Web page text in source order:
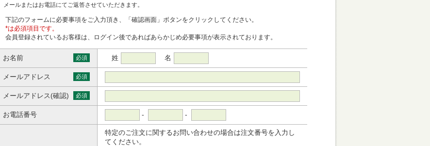
メールまたはお電話にてご返答させていただきます。
下記のフォームに必要事項をご入力頂き、「確認画面」ボタンをクリックしてください。
*は必須項目です。
会員登録されているお客様は、ログイン後であればあらかじめ必要事項が表示されております。
お名前 必須 姓 名
メールアドレス 必須
メールアドレス(確認) 必須
お電話番号 - -
特定のご注文に関するお問い合わせの場合は注文番号を入力し
てください。